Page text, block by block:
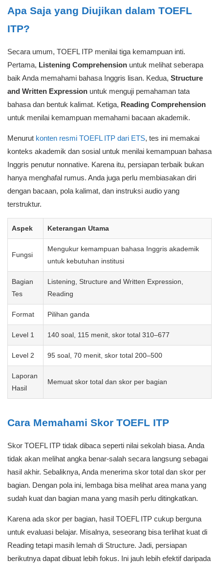
Apa Saja yang Diujikan dalam TOEFL
ITP?
Secara umum, TOEFL ITP menilai tiga kemampuan inti.
Pertama, Listening Comprehension untuk melihat seberapa
baik Anda memahami bahasa Inggris lisan. Kedua, Structure
and Written Expression untuk menguji pemahaman tata
bahasa dan bentuk kalimat. Ketiga, Reading Comprehension
untuk menilai kemampuan memahami bacaan akademik.
Menurut konten resmi TOEFL ITP dari ETS, tes ini memakai
konteks akademik dan sosial untuk menilai kemampuan bahasa
Inggris penutur nonnative. Karena itu, persiapan terbaik bukan
hanya menghafal rumus. Anda juga perlu membiasakan diri
dengan bacaan, pola kalimat, dan instruksi audio yang
terstruktur.
Aspek Keterangan Utama
Fungsi
Mengukur kemampuan bahasa Inggris akademik
untuk kebutuhan institusi
Bagian
Tes
Listening, Structure and Written Expression,
Reading
Format Pilihan ganda
Level 1 140 soal, 115 menit, skor total 310–677
Level 2 95 soal, 70 menit, skor total 200–500
Laporan
Hasil
Memuat skor total dan skor per bagian
Cara Memahami Skor TOEFL ITP
Skor TOEFL ITP tidak dibaca seperti nilai sekolah biasa. Anda
tidak akan melihat angka benar-salah secara langsung sebagai
hasil akhir. Sebaliknya, Anda menerima skor total dan skor per
bagian. Dengan pola ini, lembaga bisa melihat area mana yang
sudah kuat dan bagian mana yang masih perlu ditingkatkan.
Karena ada skor per bagian, hasil TOEFL ITP cukup berguna
untuk evaluasi belajar. Misalnya, seseorang bisa terlihat kuat di
Reading tetapi masih lemah di Structure. Jadi, persiapan
berikutnya dapat dibuat lebih fokus. Ini jauh lebih efektif daripada